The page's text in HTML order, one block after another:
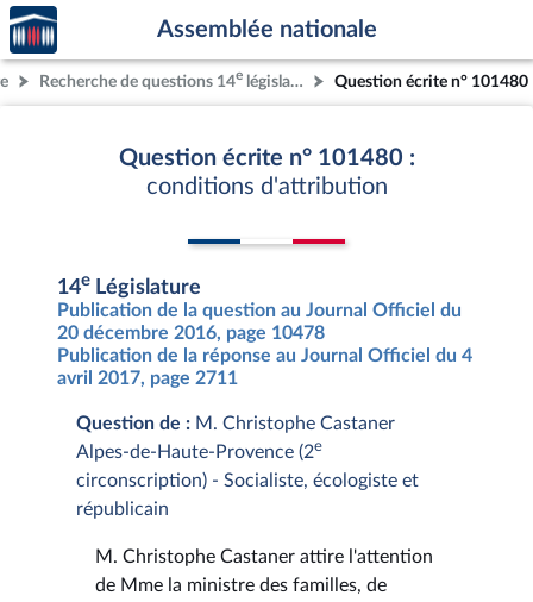
Aller au contenu
Aller en bas de la page
Accèder
à la
page
d'accueil
Assemblée nationale
Recherche de questions 14e législature Question écrite n° 101480
Question écrite n° 101480 :
conditions d'attribution
14e Législature
Publication de la question au Journal Officiel du
20 décembre 2016, page 10478
Publication de la réponse au Journal Officiel du 4
avril 2017, page 2711
Question de : M. Christophe Castaner
Alpes-de-Haute-Provence (2e
circonscription) - Socialiste, écologiste et
républicain
M. Christophe Castaner attire l'attention
de Mme la ministre des familles, de